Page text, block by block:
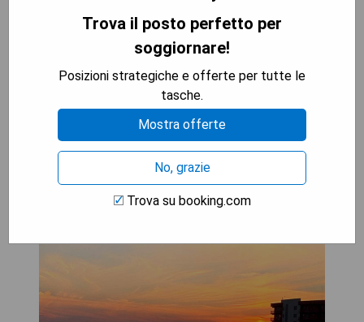
sufficientemente efficiente
- Potrebbe essere necessario portare il proprio
caffè per la macchina del caffè.
MOSTRA I PREZZI
Laketown Wharf 1717: Family
Room with Balcony
Trova il posto perfetto per
soggiornare!
Posizioni strategiche e offerte per tutte le
tasche.
Mostra offerte
No, grazie
Trova su booking.com